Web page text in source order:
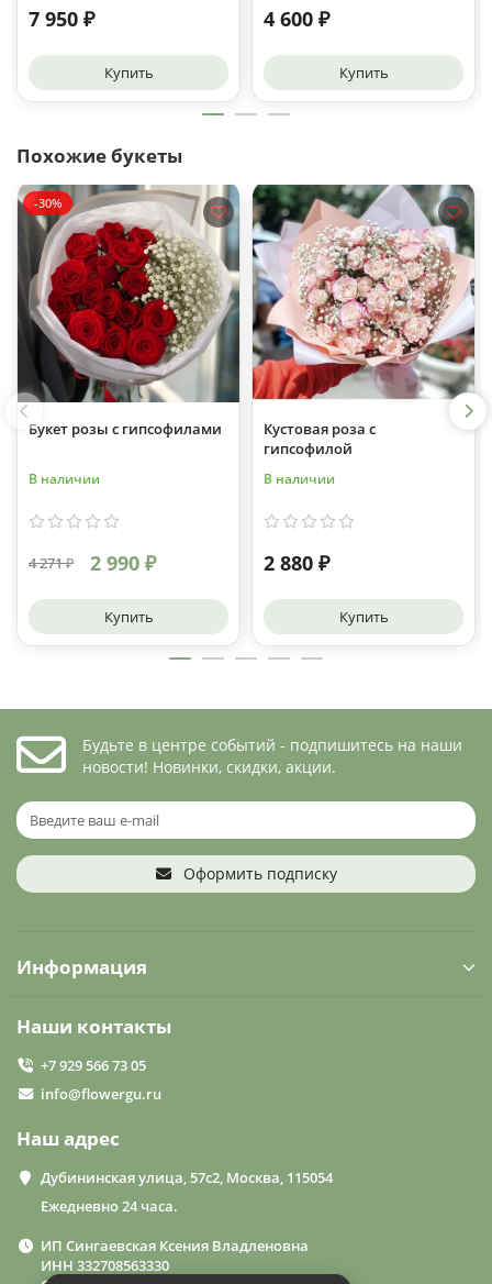
7 950 ₽
Купить
4 600 ₽
Купить
Похожие букеты
-30%
Букет розы с гипсофилами
В наличии
4 271 ₽ 2 990 ₽
Купить
Кустовая роза с
гипсофилой
В наличии
2 880 ₽
Купить
Будьте в центре событий - подпишитесь на наши
новости! Новинки, скидки, акции.
Оформить подписку
Информация
Наши контакты
+7 929 566 73 05
info@flowergu.ru
Наш адрес
Дубининская улица, 57с2, Москва, 115054
Ежедневно 24 часа.
ИП Сингаевская Ксения Владленовна
ИНН 332708563330